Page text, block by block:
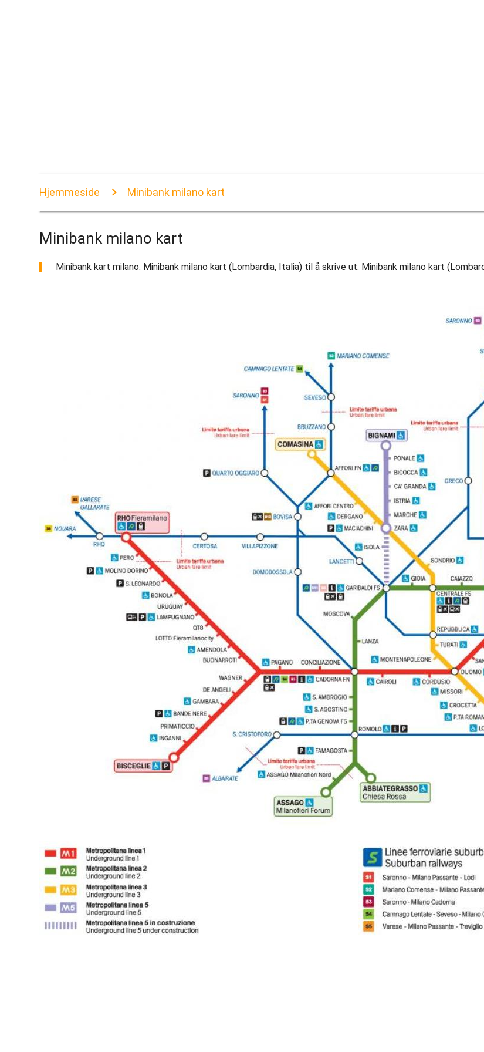
Hjemmeside Minibank milano kart
Minibank milano kart
Minibank kart milano. Minibank milano kart (Lombardia, Italia) til å skrive ut. Minibank milano kart